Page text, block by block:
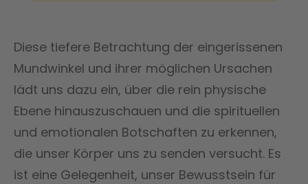
Diese tiefere Betrachtung der eingerissenen
Mundwinkel und ihrer möglichen Ursachen
lädt uns dazu ein, über die rein physische
Ebene hinauszuschauen und die spirituellen
und emotionalen Botschaften zu erkennen,
die unser Körper uns zu senden versucht. Es
ist eine Gelegenheit, unser Bewusstsein für